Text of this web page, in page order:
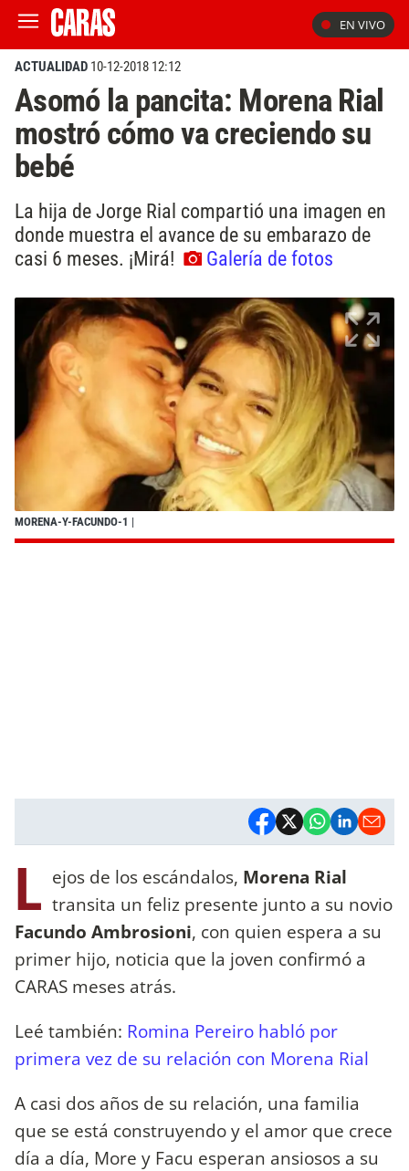
EN VIVO
ACTUALIDAD 10-12-2018 12:12
Asomó la pancita: Morena Rial
mostró cómo va creciendo su
bebé
La hija de Jorge Rial compartió una imagen en
donde muestra el avance de su embarazo de
casi 6 meses. ¡Mirá!
Galería de fotos
MORENA-Y-FACUNDO-1 |
L ejos de los escándalos, Morena Rial
transita un feliz presente junto a su novio
Facundo Ambrosioni, con quien espera a su
primer hijo, noticia que la joven confirmó a
CARAS meses atrás.
Leé también: Romina Pereiro habló por
primera vez de su relación con Morena Rial
A casi dos años de su relación, una familia
que se está construyendo y el amor que crece
día a día, More y Facu esperan ansiosos a su